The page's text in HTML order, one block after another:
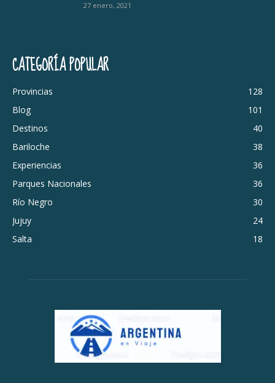
27 enero, 2021
CATEGORÍA POPULAR
Provincias
128
Blog
101
Destinos
40
Bariloche
38
Experiencias
36
Parques Nacionales
36
Río Negro
30
Jujuy
24
Salta
18